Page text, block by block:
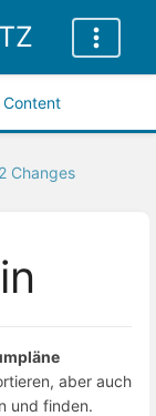
Content
Changes
aber auch
und finden.